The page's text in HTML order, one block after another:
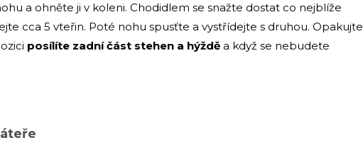
a ohněte ji v koleni. Chodidlem se snažte dostat co nejblíže
cca 5 vteřin. Poté nohu spusťte a vystřídejte s druhou. Opakujte
posílíte zadní část stehen a hýždě a když se nebudete